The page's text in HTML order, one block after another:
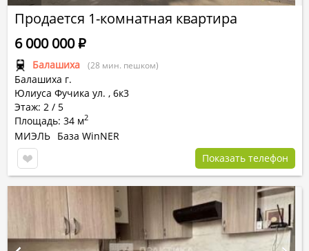
Продается 1-комнатная квартира
Балашиха (28 мин. пешком)
Балашиха г.
Юлиуса Фучика ул. , 6к3
Этаж: 2 / 5
Площадь: 34 м2
6 000 000Р
МИЭЛЬ База WinNER
Показать телефон